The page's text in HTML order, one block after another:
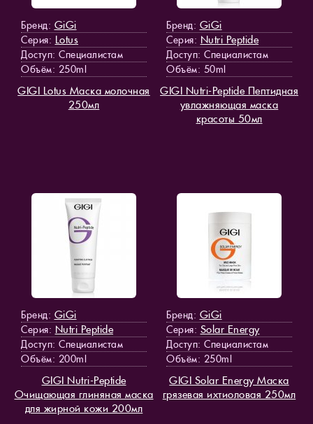
Бренд: GiGi
Серия: Lotus
Доступ: Специалистам
Объём: 250ml
GIGI Lotus Маска молочная
250мл
Бренд: GiGi
Серия: Nutri Peptide
Доступ: Специалистам
Объём: 50ml
GIGI Nutri-Peptide Пептидная
увлажняющая маска
красоты 50мл
Бренд: GiGi
Серия: Nutri Peptide
Доступ: Специалистам
Объём: 200ml
GIGI Nutri-Peptide
Очищающая глиняная маска
для жирной кожи 200мл
Бренд: GiGi
Серия: Solar Energy
Доступ: Специалистам
Объём: 250ml
GIGI Solar Energy Маска
грязевая ихтиоловая 250мл